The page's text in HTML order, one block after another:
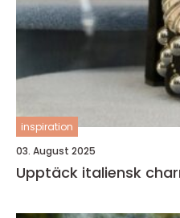
inspiration
03. August 2025
Upptäck italiensk